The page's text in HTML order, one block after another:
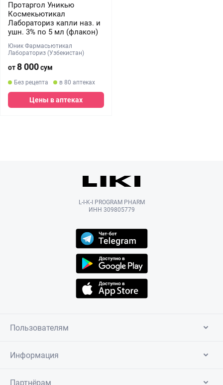
Протаргол Уникью
Космекьютикал
Лабораториз капли наз. и
ушн. 3% по 5 мл (флакон)
Юник Фармасьютикал
Лабораториз (Узбекистан)
от8 000сум
Без рецепта в 80 аптеках
Цены в аптеках
L-I-K-I PROGRAM PHARM
ИНН 309805779
Пользователям
Информация
Партнёрам